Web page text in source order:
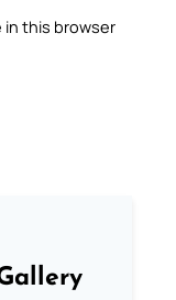
in this browser